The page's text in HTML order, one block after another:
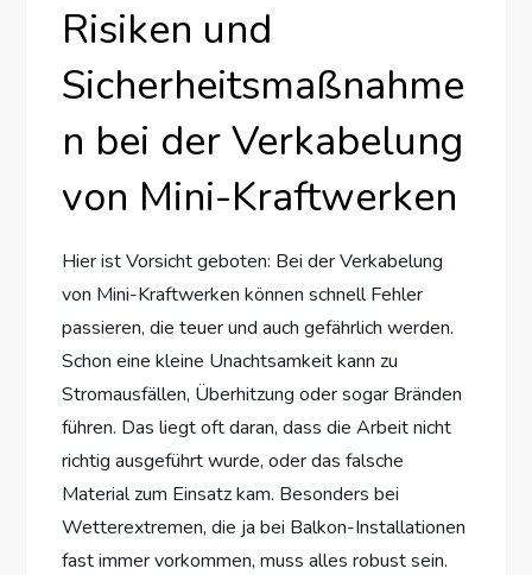
Risiken und
Sicherheitsmaßnahme
n bei der Verkabelung
von Mini-Kraftwerken
Hier ist Vorsicht geboten: Bei der Verkabelung
von Mini-Kraftwerken können schnell Fehler
passieren, die teuer und auch gefährlich werden.
Schon eine kleine Unachtsamkeit kann zu
Stromausfällen, Überhitzung oder sogar Bränden
führen. Das liegt oft daran, dass die Arbeit nicht
richtig ausgeführt wurde, oder das falsche
Material zum Einsatz kam. Besonders bei
Wetterextremen, die ja bei Balkon-Installationen
fast immer vorkommen, muss alles robust sein.